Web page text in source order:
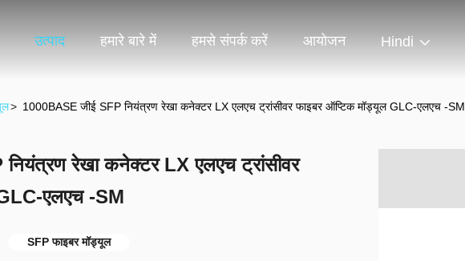
उत्पाद हमारे बारे में हमसे संपर्क करें आयोजन Hindi
> 1000BASE जीई SFP नियंत्रण रेखा कनेक्टर LX एलएच ट्रांसीवर फाइबर ऑप्टिक मॉड्यूल GLC-एलएच -SM
रेखा कनेक्टर LX एलएच ट्रांसीवर
एलएच -SM
SFP फाइबर मॉड्यूल